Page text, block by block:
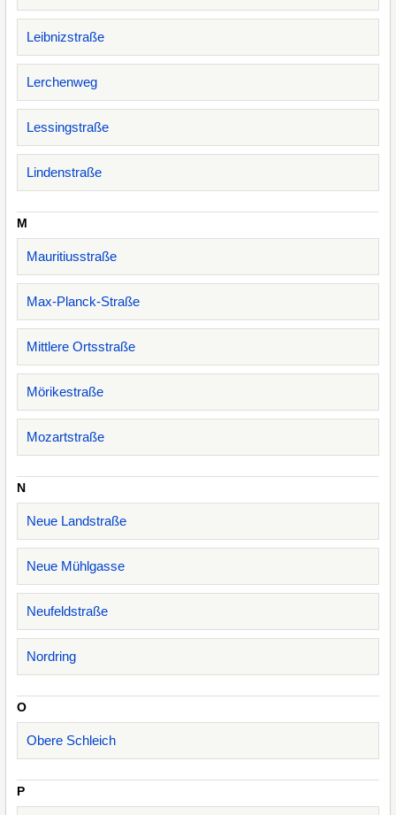
Leibnizstraße
Lerchenweg
Lessingstraße
Lindenstraße
M
Mauritiusstraße
Max-Planck-Straße
Mittlere Ortsstraße
Mörikestraße
Mozartstraße
N
Neue Landstraße
Neue Mühlgasse
Neufeldstraße
Nordring
O
Obere Schleich
P